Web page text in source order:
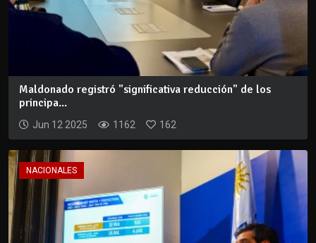
Maldonado registró "significativa reducción" de los
principa...
Jun 12 2025 1162 162
NACIONALES